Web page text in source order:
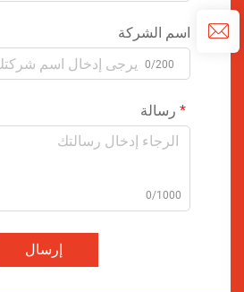
اسم الشركة
0/200
رسالة
0/1000
إرسال